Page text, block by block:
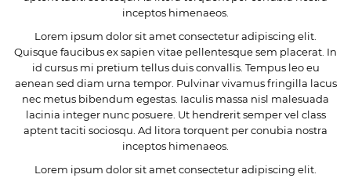
inceptos himenaeos.
Lorem ipsum dolor sit amet consectetur adipiscing elit.
Quisque faucibus ex sapien vitae pellentesque sem placerat. In
id cursus mi pretium tellus duis convallis. Tempus leo eu
aenean sed diam urna tempor. Pulvinar vivamus fringilla lacus
nec metus bibendum egestas. Iaculis massa nisl malesuada
lacinia integer nunc posuere. Ut hendrerit semper vel class
aptent taciti sociosqu. Ad litora torquent per conubia nostra
inceptos himenaeos.
Lorem ipsum dolor sit amet consectetur adipiscing elit.